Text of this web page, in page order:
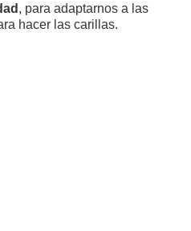
, para adaptarnos a las
hacer las carillas.